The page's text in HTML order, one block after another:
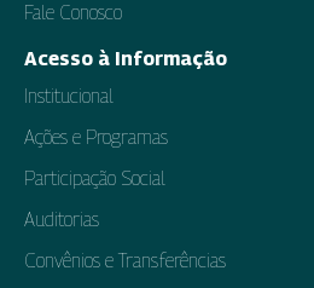
Fale Conosco
Acesso à Informação
Institucional
Ações e Programas
Participação Social
Auditorias
Convênios e Transferências